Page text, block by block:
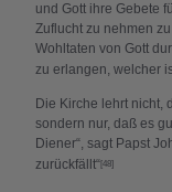
und Gott ihre Gebete
Zuflucht zu nehmen
Wohltaten von Gott
zu erlangen, welcher
Die Kirche lehrt nicht,
sondern nur, daß es
Diener“, sagt Papst
zurückfällt“[48]